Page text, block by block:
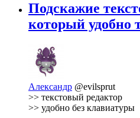
Подскажие
который удобно
Александр @evilsprut
>> текстовый редактор
>> удобно без клавиатуры